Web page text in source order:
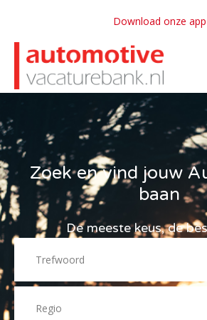
Download onze app
Zoek en vind jouw
baan
De meeste keus, de